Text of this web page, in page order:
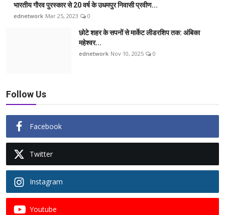
भारतीय गौरव पुरस्कार से 20 वर्ष के उधमपुर निवासी प्रवीण...
ednetwork Mar 25, 2023 0
छोटे शहर के सपनों से मार्केट लीडरशिप तक: अंबिका
महेश्वर...
ednetwork Nov 10, 2025 0
Follow Us
Facebook
Twitter
Instagram
Youtube